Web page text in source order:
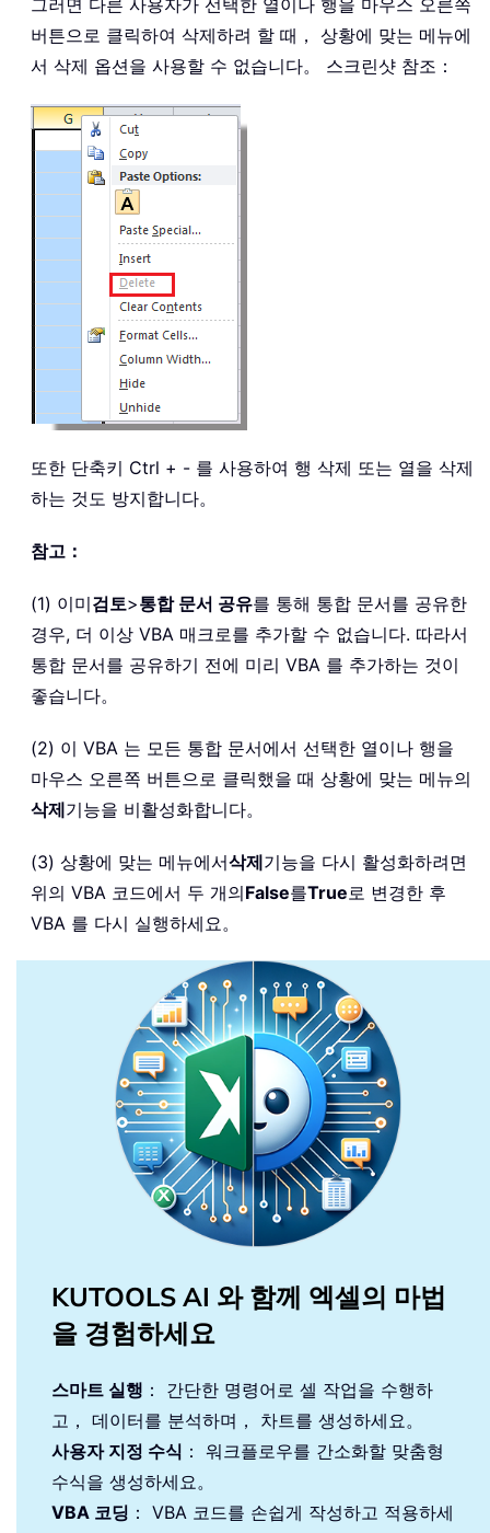
그러면 다른 사용자가 선택한 열이나 행을 마우스 오른쪽
버튼으로 클릭하여 삭제하려 할 때， 상황에 맞는 메뉴에
서 삭제 옵션을 사용할 수 없습니다。 스크린샷 참조：
또한 단축키 Ctrl + - 를 사용하여 행 삭제 또는 열을 삭제
하는 것도 방지합니다。
참고：
(1) 이미검토>통합 문서 공유를 통해 통합 문서를 공유한
경우, 더 이상 VBA 매크로를 추가할 수 없습니다. 따라서
통합 문서를 공유하기 전에 미리 VBA 를 추가하는 것이
좋습니다。
(2) 이 VBA 는 모든 통합 문서에서 선택한 열이나 행을
마우스 오른쪽 버튼으로 클릭했을 때 상황에 맞는 메뉴의
삭제기능을 비활성화합니다。
(3) 상황에 맞는 메뉴에서삭제기능을 다시 활성화하려면
위의 VBA 코드에서 두 개의False를True로 변경한 후
VBA 를 다시 실행하세요。
KUTOOLS AI 와 함께 엑셀의 마법
을 경험하세요
스마트 실행 ： 간단한 명령어로 셀 작업을 수행하
고， 데이터를 분석하며， 차트를 생성하세요。
사용자 지정 수식 ： 워크플로우를 간소화할 맞춤형
수식을 생성하세요。
VBA 코딩 ： VBA 코드를 손쉽게 작성하고 적용하세